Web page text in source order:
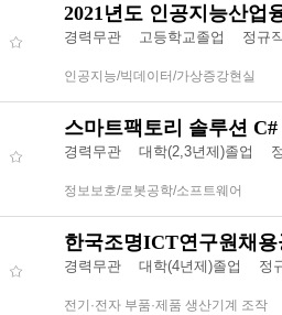
2021년도 인공지능산업
경력무관 고등학교졸업 정규
인공지능/빅데이터/가상증강현실
스마트팩토리 솔루션
경력무관 대학(2,3년제)졸업
정보보호/로봇공학/소프트웨어
한국조명ICT연구원채
경력무관 대학(4년제)졸업 정
전기·전자 부품·제품 생산기계 조작